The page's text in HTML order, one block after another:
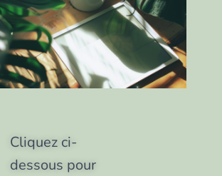
Cliquez ci-
dessous pour